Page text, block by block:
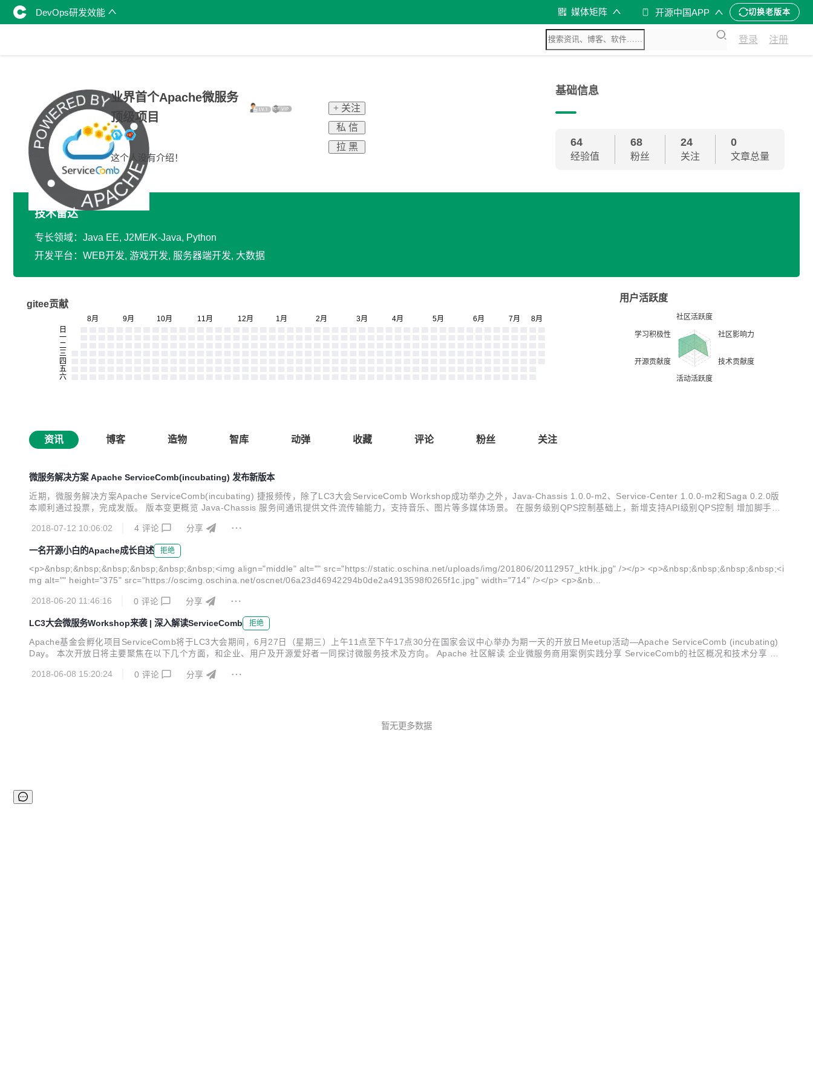
DevOps研发效能 媒体矩阵 开源中国APP 切换老版本
登录 注册
业界首个Apache微服务
顶级项目
这个人没有介绍！
+ 关注
私 信
拉 黑
基础信息
64
经验值
68
粉丝
24
关注
0
文章总量
技术雷达
专长领域：Java EE, J2ME/K-Java, Python
开发平台：WEB开发, 游戏开发, 服务器端开发, 大数据
gitee贡献
用户活跃度
资讯 博客 造物 智库 动弹 收藏 评论 粉丝 关注
微服务解决方案 Apache ServiceComb(incubating) 发布新版本
近期，微服务解决方案Apache ServiceComb(incubating) 捷报频传，除了LC3大会ServiceComb Workshop成功举办之外，Java-Chassis 1.0.0-m2、Service-Center 1.0.0-m2和Saga 0.2.0版
本顺利通过投票，完成发版。 版本变更概览 Java-Chassis 服务间通讯提供文件流传输能力，支持音乐、图片等多媒体场景。 在服务级别QPS控制基础上，新增支持API级别QPS控制 增加脚手架
2018-07-12 10:06:02
4 评论 分享
一名开源小白的Apache成长自述 拒绝
<p>&nbsp;&nbsp;&nbsp;&nbsp;&nbsp;&nbsp;<img align="middle" alt="" src="https://static.oschina.net/uploads/img/201806/20112957_ktHk.jpg" /></p> <p>&nbsp;&nbsp;&nbsp;&nbsp;<i
mg alt="" height="375" src="https://oscimg.oschina.net/oscnet/06a23d46942294b0de2a4913598f0265f1c.jpg" width="714" /></p> <p>&nb...
2018-06-20 11:46:16 0 评论 分享
LC3大会微服务Workshop来袭 | 深入解读ServiceComb 拒绝
Apache基金会孵化项目ServiceComb将于LC3大会期间，6月27日（星期三）上午11点至下午17点30分在国家会议中心举办为期一天的开放日Meetup活动—Apache ServiceComb (incubating)
Day。 本次开放日将主要聚焦在以下几个方面，和企业、用户及开源爱好者一同探讨微服务技术及方向。 Apache 社区解读 企业微服务商用案例实践分享 ServiceComb的社区概况和技术分享 微
2018-06-08 15:20:24
0 评论 分享
暂无更多数据